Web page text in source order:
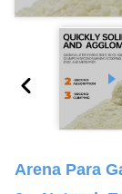
Arena Para